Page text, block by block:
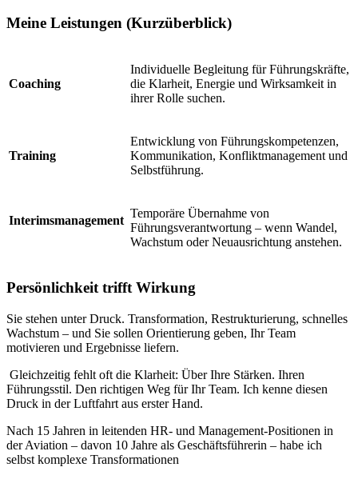
Meine Leistungen (Kurzüberblick)
Coaching
Individuelle Begleitung für Führungskräfte,
die Klarheit, Energie und Wirksamkeit in
ihrer Rolle suchen.
Training
Entwicklung von Führungskompetenzen,
Kommunikation, Konfliktmanagement und
Selbstführung.
Interimsmanagement
Temporäre Übernahme von
Führungsverantwortung – wenn Wandel,
Wachstum oder Neuausrichtung anstehen.
Persönlichkeit trifft Wirkung
Sie stehen unter Druck. Transformation, Restrukturierung, schnelles
Wachstum – und Sie sollen Orientierung geben, Ihr Team
motivieren und Ergebnisse liefern.
Gleichzeitig fehlt oft die Klarheit: Über Ihre Stärken. Ihren
Führungsstil. Den richtigen Weg für Ihr Team. Ich kenne diesen
Druck in der Luftfahrt aus erster Hand.
Nach 15 Jahren in leitenden HR- und Management-Positionen in
der Aviation – davon 10 Jahre als Geschäftsführerin – habe ich
selbst komplexe Transformationen